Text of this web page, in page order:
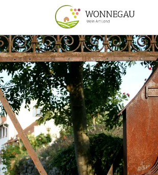
Wonnegau
Entdecken & Erleben
Wein & Genuss
Kultur & Events
Buchen & Service